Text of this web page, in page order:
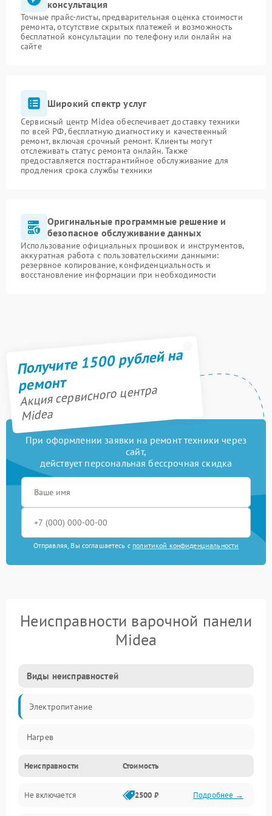
консультация
Точные прайс-листы, предварительная оценка стоимости
ремонта, отсутствие скрытых платежей и возможность
бесплатной консультации по телефону или онлайн на
сайте
Широкий спектр услуг
Сервисный центр Midea обеспечивает доставку техники
по всей РФ, бесплатную диагностику и качественный
ремонт, включая срочный ремонт. Клиенты могут
отслеживать статус ремонта онлайн. Также
предоставляется постгарантийное обслуживание для
продления срока службы техники
Оригинальные программные решение и
безопасное обслуживание данных
Использование официальных прошивок и инструментов,
аккуратная работа с пользовательскими данными:
резервное копирование, конфиденциальность и
восстановление информации при необходимости
Получите 1500 рублей на
ремонт
Акция сервисного центра
Midea
При оформлении заявки на ремонт техники через
сайт,
действует персональная бессрочная скидка
Отправляя, Вы соглашаетесь с политикой конфиденциальности
Неисправности варочной панели
Midea
Виды неисправностей
Электропитание
Нагрев
Неисправности Стоимость
Не включается 2500 ₽ Подробнее →